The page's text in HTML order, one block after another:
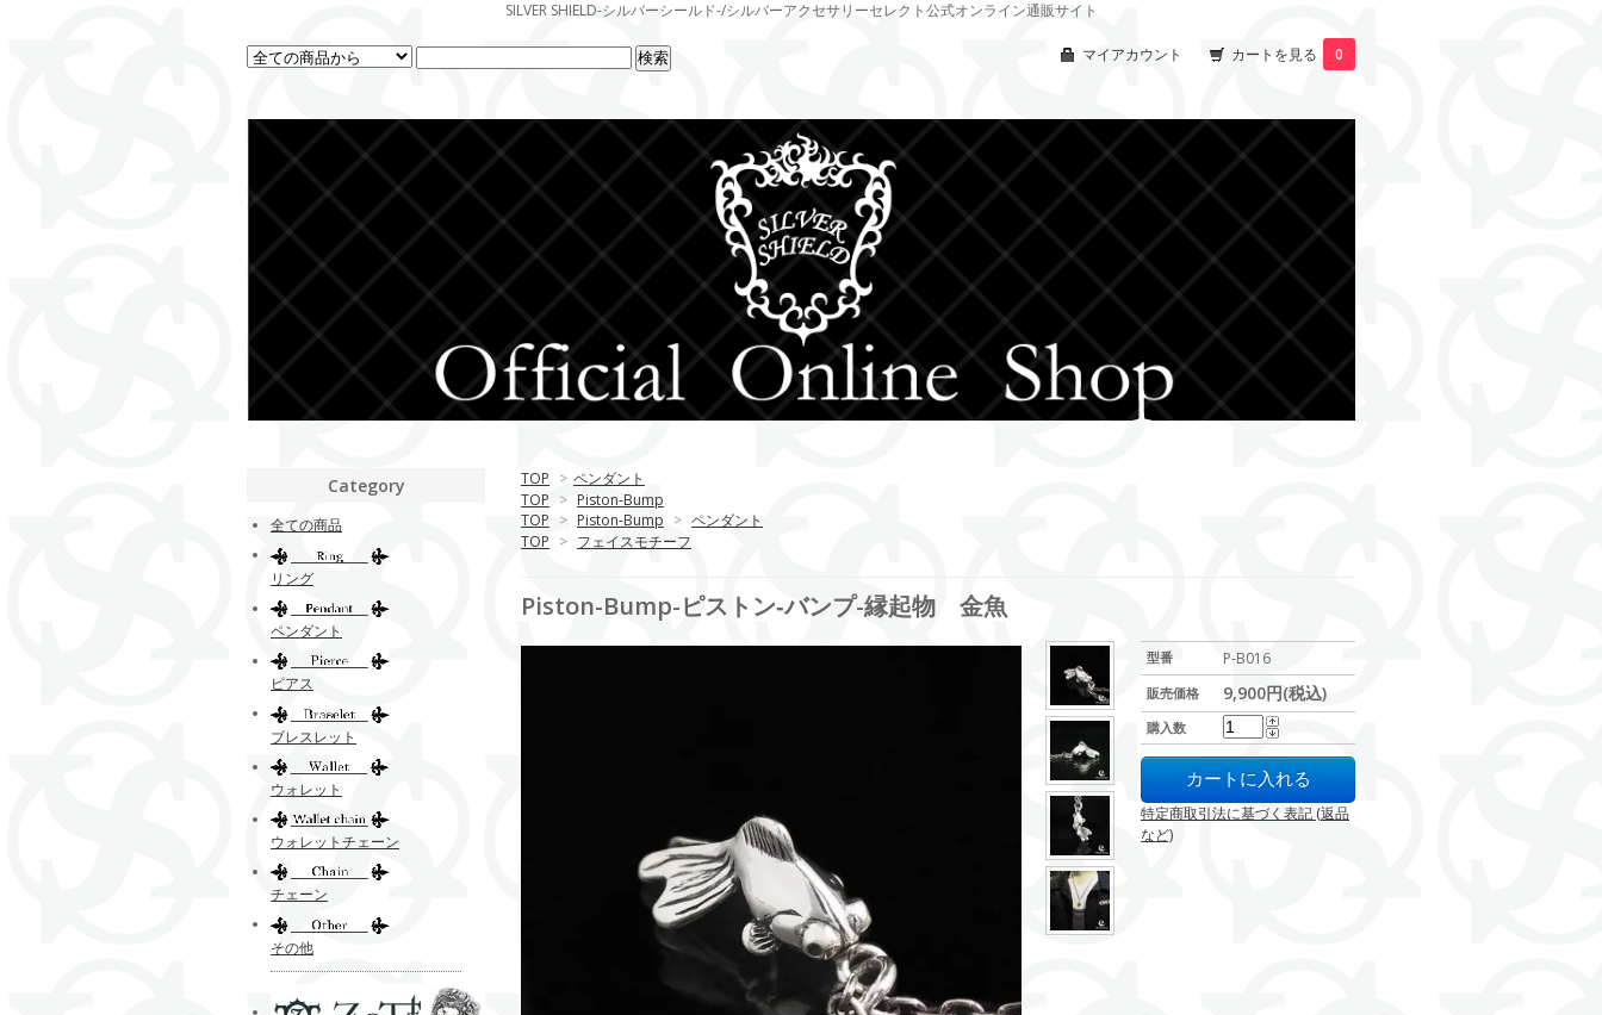
SILVER SHIELD-シルバーシールド-/シルバーアクセサリーセレクト公式オンライン通販サイト
マイアカウント カートを見る 0
TOP > ペンダント
TOP > Piston-Bump
TOP > Piston-Bump > ペンダント
TOP > フェイスモチーフ
Piston-Bump-ピストン‐バンプ-縁起物 金魚
型番 P-B016
販売価格 9,900円(税込)
購入数
特定商取引法に基づく表記 (返品
など)
Category
全ての商品
リング
ペンダント
ピアス
ブレスレット
ウォレット
ウォレットチェーン
チェーン
その他